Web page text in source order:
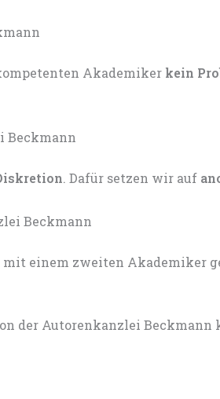
Akademiker kein
. Dafür setzen wir auf
einem zweiten Akademiker
der Autorenkanzlei